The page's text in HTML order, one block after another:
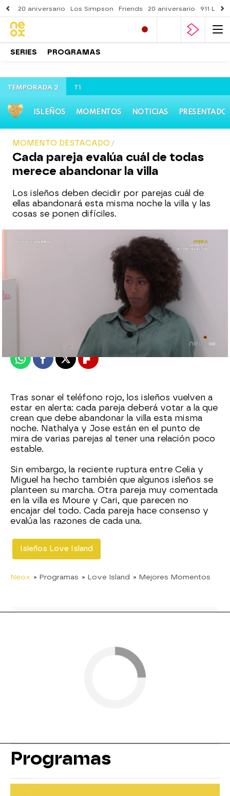
20 aniversario Los Simpson Friends 20 aniversario 911
SERIES PROGRAMAS
TEMPORADA 2 T1
ISLEÑOS MOMENTOS NOTICIAS
MOMENTO DESTACADO
Cada pareja evalúa cuál de todas
merece abandonar la villa
Los isleños deben decidir por parejas cuál de
ellas abandonará esta misma noche la villa y las
cosas se ponen difíciles.
04 de mayo de 2021, 22:14
WhatsappFacebook
X Flipboard
Tras sonar el teléfono rojo, los isleños vuelven a
estar en alerta: cada pareja deberá votar a la que
crean que debe abandonar la villa esta misma
noche. Nathalya y Jose están en el punto de
mira de varias parejas al tener una relación poco
estable.
Sin embargo, la reciente ruptura entre Celia y
Miguel ha hecho también que algunos isleños se
planteen su marcha. Otra pareja muy comentada
en la villa es Moure y Cari, que parecen no
encajar del todo. Cada pareja hace consenso y
evalúa las razones de cada una.
Isleños Love Island
Neox » Programas » Love Island » Mejores Momentos
Programas